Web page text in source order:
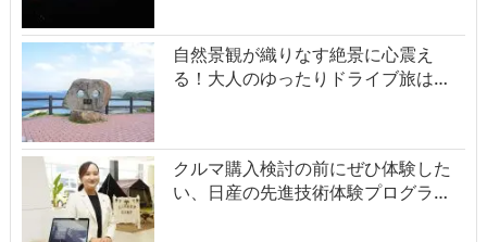
自然景観が織りなす絶景に心震え
る！大人のゆったりドライブ旅は…
クルマ購入検討の前にぜひ体験した
い、日産の先進技術体験プログラ…